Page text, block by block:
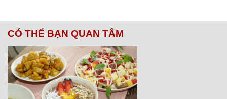
CÓ THỂ BẠN QUAN TÂM